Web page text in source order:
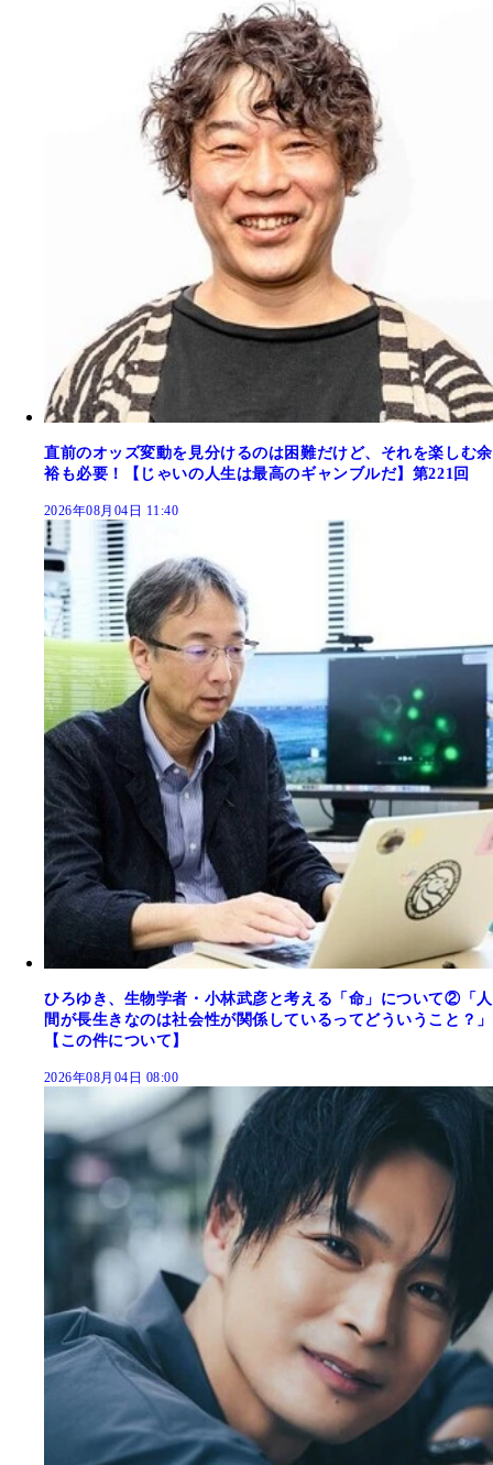
直前のオッズ変動を見分けるのは困難だけど、それを楽しむ余
裕も必要！【じゃいの人生は最高のギャンブルだ】第221回
2026年08月04日 11:40
ひろゆき、生物学者・小林武彦と考える「命」について②「人
間が長生きなのは社会性が関係しているってどういうこと？」
【この件について】
2026年08月04日 08:00